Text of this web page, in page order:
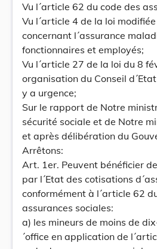
Vu l´article 62 du code des
Vu l´article 4 de la loi
concernant l´assurance
fonctionnaires et employés;
Vu l´article 27 de la loi du 8
organisation du Conseil
y a urgence;
Sur le rapport de Notre
sécurité sociale et de Notre
et après délibération du
Arrêtons:
Art. 1er. Peuvent bénéficier
par l´Etat des cotisations
conformément à l´article 62
assurances sociales:
a) les mineurs de moins de
´office en application de